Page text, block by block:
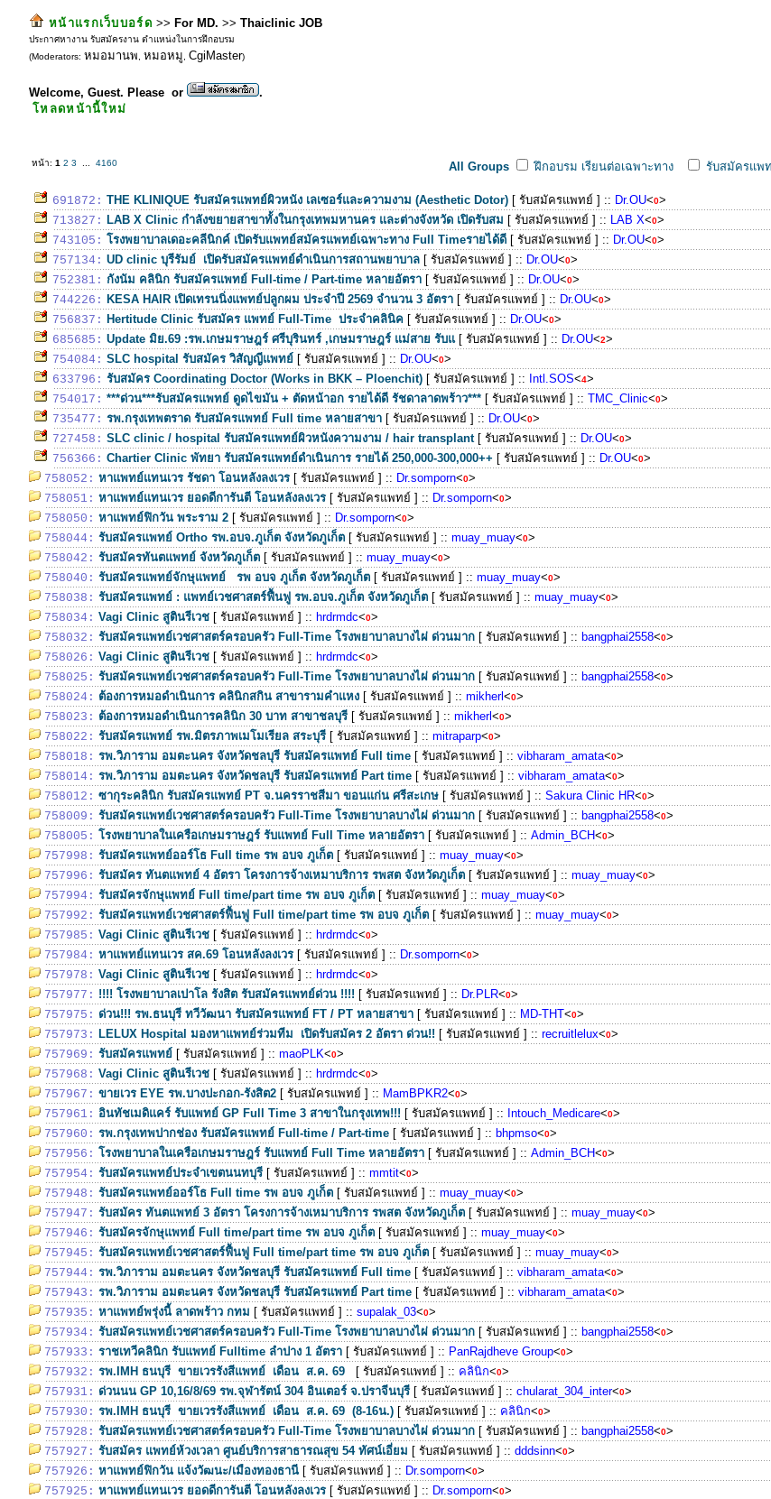
หน้าแรกเว็บบอร์ด >> For MD. >> Thaiclinic JOB
ประกาศหางาน รับสมัครงาน ตำแหน่งในการฝึกอบรม
(Moderators: หมอมานพ หมอหมู CgiMaster)
Welcome, Guest. Please or
.
โหลดหน้านี้ใหม่
หน้า: 1 2 3 4160 All Groups ฝึกอบรม เรียนต่อเฉพาะทาง รับสมัครแพ
691872: THE KLINIQUE รับสมัครแพทย์ผิวหนัง เลเซอร์และความงาม (Aesthetic Dotor) [ รับสมัครแพทย์ ] :: Dr.OU<0>
713827: LAB X Clinic กำลังขยายสาขาทั้งในกรุงเทพมหานคร และต่างจังหวัด เปิดรับสม [ รับสมัครแพทย์ ] :: LAB X<0>
743105: โรงพยาบาลเดอะคลีนิกค์ เปิดรับแพทย์สมัครแพทย์เฉพาะทาง Full Timeรายได้ดี [ รับสมัครแพทย์ ] :: Dr.OU<0>
757134: UD clinic บุรีรัมย์ เปิดรับสมัครแพทย์ดำเนินการสถานพยาบาล [ รับสมัครแพทย์ ] :: Dr.OU<0>
752381: กังนัม คลินิก รับสมัครแพทย์ Full-time / Part-time หลายอัตรา [ รับสมัครแพทย์ ] :: Dr.OU<0>
744226: KESA HAIR เปิดเทรนนิ่งแพทย์ปลูกผม ประจำปี 2569 จำนวน 3 อัตรา [ รับสมัครแพทย์ ] :: Dr.OU<0>
756837: Hertitude Clinic รับสมัคร แพทย์ Full-Time ประจำคลินิค [ รับสมัครแพทย์ ] :: Dr.OU<0>
685685: Update มิย.69 :รพ.เกษมราษฎร์ ศรีบุรินทร์ ,เกษมราษฎร์ แม่สาย รับแ [ รับสมัครแพทย์ ] :: Dr.OU<2>
754084: SLC hospital รับสมัคร วิสัญญีแพทย์ [ รับสมัครแพทย์ ] :: Dr.OU<0>
633796: รับสมัคร Coordinating Doctor (Works in BKK – Ploenchit) [ รับสมัครแพทย์ ] :: Intl.SOS<4>
754017: ***ด่วน***รับสมัครแพทย์ ดูดไขมัน + ตัดหน้าอก รายได้ดี รัชดาลาดพร้าว*** [ รับสมัครแพทย์ ] :: TMC_Clinic<0>
735477: รพ.กรุงเทพตราด รับสมัครแพทย์ Full time หลายสาขา [ รับสมัครแพทย์ ] :: Dr.OU<0>
727458: SLC clinic / hospital รับสมัครแพทย์ผิวหนังความงาม / hair transplant [ รับสมัครแพทย์ ] :: Dr.OU<0>
756366: Chartier Clinic พัทยา รับสมัครแพทย์ดำเนินการ รายได้ 250,000-300,000++ [ รับสมัครแพทย์ ] :: Dr.OU<0>
758052: หาแพทย์แทนเวร รัชดา โอนหลังลงเวร [ รับสมัครแพทย์ ] :: Dr.somporn<0>
758051: หาแพทย์แทนเวร ยอดดีการันตี โอนหลังลงเวร [ รับสมัครแพทย์ ] :: Dr.somporn<0>
758050: หาแพทย์ฟิกวัน พระราม 2 [ รับสมัครแพทย์ ] :: Dr.somporn<0>
758044: รับสมัครแพทย์ Ortho รพ.อบจ.ภูเก็ต จังหวัดภูเก็ต [ รับสมัครแพทย์ ] :: muay_muay<0>
758042: รับสมัครทันตแพทย์ จังหวัดภูเก็ต [ รับสมัครแพทย์ ] :: muay_muay<0>
758040: รับสมัครแพทย์จักษุแพทย์ รพ อบจ ภูเก็ต จังหวัดภูเก็ต [ รับสมัครแพทย์ ] :: muay_muay<0>
758038: รับสมัครแพทย์ : แพทย์เวชศาสตร์ฟื้นฟู รพ.อบจ.ภูเก็ต จังหวัดภูเก็ต [ รับสมัครแพทย์ ] :: muay_muay<0>
758034: Vagi Clinic สูตินรีเวช [ รับสมัครแพทย์ ] :: hrdrmdc<0>
758032: รับสมัครแพทย์เวชศาสตร์ครอบครัว Full-Time โรงพยาบาลบางไผ่ ด่วนมาก [ รับสมัครแพทย์ ] :: bangphai2558<0>
758026: Vagi Clinic สูตินรีเวช [ รับสมัครแพทย์ ] :: hrdrmdc<0>
758025: รับสมัครแพทย์เวชศาสตร์ครอบครัว Full-Time โรงพยาบาลบางไผ่ ด่วนมาก [ รับสมัครแพทย์ ] :: bangphai2558<0>
758024: ต้องการหมอดำเนินการ คลินิกสกิน สาขารามคำแหง [ รับสมัครแพทย์ ] :: mikherl <0>
758023: ต้องการหมอดำเนินการคลินิก 30 บาท สาขาชลบุรี [ รับสมัครแพทย์ ] :: mikherl <0>
758022: รับสมัครแพทย์ รพ.มิตรภาพเมโมเรียล สระบุรี [ รับสมัครแพทย์ ] :: mitraparp<0>
758018: รพ.วิภาราม อมตะนคร จังหวัดชลบุรี รับสมัครแพทย์ Full time [ รับสมัครแพทย์ ] :: vibharam_amata<0>
758014: รพ.วิภาราม อมตะนคร จังหวัดชลบุรี รับสมัครแพทย์ Part time [ รับสมัครแพทย์ ] :: vibharam_amata<0>
758012: ซากุระคลินิก รับสมัครแพทย์ PT จ.นครราชสีมา ขอนแก่น ศรีสะเกษ [ รับสมัครแพทย์ ] :: Sakura Clinic HR<0>
758009: รับสมัครแพทย์เวชศาสตร์ครอบครัว Full-Time โรงพยาบาลบางไผ่ ด่วนมาก [ รับสมัครแพทย์ ] :: bangphai2558<0>
758005: โรงพยาบาลในเครือเกษมราษฎร์ รับแพทย์ Full Time หลายอัตรา [ รับสมัครแพทย์ ] :: Admin_BCH<0>
757998: รับสมัครแพทย์ออร์โธ Full time รพ อบจ ภูเก็ต [ รับสมัครแพทย์ ] :: muay_muay<0>
757996: รับสมัคร ทันตแพทย์ 4 อัตรา โครงการจ้างเหมาบริการ รพสต จังหวัดภูเก็ต [ รับสมัครแพทย์ ] :: muay_muay<0>
757994: รับสมัครจักษุแพทย์ Full time/part time รพ อบจ ภูเก็ต [ รับสมัครแพทย์ ] :: muay_muay<0>
757992: รับสมัครแพทย์เวชศาสตร์ฟื้นฟู Full time/part time รพ อบจ ภูเก็ต [ รับสมัครแพทย์ ] :: muay_muay<0>
757985: Vagi Clinic สูตินรีเวช [ รับสมัครแพทย์ ] :: hrdrmdc<0>
757984: หาแพทย์แทนเวร สค.69 โอนหลังลงเวร [ รับสมัครแพทย์ ] :: Dr.somporn<0>
757978: Vagi Clinic สูตินรีเวช [ รับสมัครแพทย์ ] :: hrdrmdc<0>
757977: !!!! โรงพยาบาลเปาโล รังสิต รับสมัครแพทย์ด่วน !!!! [ รับสมัครแพทย์ ] :: Dr.PLR<0>
757975: ด่วน!!! รพ.ธนบุรี ทวีวัฒนา รับสมัครแพทย์ FT / PT หลายสาขา [ รับสมัครแพทย์ ] :: MD-THT<0>
757973: LELUX Hospital มองหาแพทย์ร่วมทีม เปิดรับสมัคร 2 อัตรา ด่วน!! [ รับสมัครแพทย์ ] :: recruitlelux<0>
757969: รับสมัครแพทย์ [ รับสมัครแพทย์ ] :: maoPLK<0>
757968: Vagi Clinic สูตินรีเวช [ รับสมัครแพทย์ ] :: hrdrmdc<0>
757967: ขายเวร EYE รพ.บางปะกอก-รังสิต2 [ รับสมัครแพทย์ ] :: MamBPKR2<0>
757961: อินทัชเมดิแคร์ รับแพทย์ GP Full Time 3 สาขาในกรุงเทพ!!! [ รับสมัครแพทย์ ] :: Intouch_Medicare<0>
757960: รพ.กรุงเทพปากช่อง รับสมัครแพทย์ Full-time / Part-time [ รับสมัครแพทย์ ] :: bhpmso<0>
757956: โรงพยาบาลในเครือเกษมราษฎร์ รับแพทย์ Full Time หลายอัตรา [ รับสมัครแพทย์ ] :: Admin_BCH<0>
757954: รับสมัครแพทย์ประจำเขตนนทบุรี [ รับสมัครแพทย์ ] :: mmtit<0>
757948: รับสมัครแพทย์ออร์โธ Full time รพ อบจ ภูเก็ต [ รับสมัครแพทย์ ] :: muay_muay<0>
757947: รับสมัคร ทันตแพทย์ 3 อัตรา โครงการจ้างเหมาบริการ รพสต จังหวัดภูเก็ต [ รับสมัครแพทย์ ] :: muay_muay<0>
757946: รับสมัครจักษุแพทย์ Full time/part time รพ อบจ ภูเก็ต [ รับสมัครแพทย์ ] :: muay_muay<0>
757945: รับสมัครแพทย์เวชศาสตร์ฟื้นฟู Full time/part time รพ อบจ ภูเก็ต [ รับสมัครแพทย์ ] :: muay_muay<0>
757944: รพ.วิภาราม อมตะนคร จังหวัดชลบุรี รับสมัครแพทย์ Full time [ รับสมัครแพทย์ ] :: vibharam_amata<0>
757943: รพ.วิภาราม อมตะนคร จังหวัดชลบุรี รับสมัครแพทย์ Part time [ รับสมัครแพทย์ ] :: vibharam_amata<0>
757935: หาแพทย์พรุ่งนี้ ลาดพร้าว กทม [ รับสมัครแพทย์ ] :: supalak_03<0>
757934: รับสมัครแพทย์เวชศาสตร์ครอบครัว Full-Time โรงพยาบาลบางไผ่ ด่วนมาก [ รับสมัครแพทย์ ] :: bangphai2558<0>
757933: ราชเทวีคลินิก รับแพทย์ Fulltime ลำปาง 1 อัตรา [ รับสมัครแพทย์ ] :: PanRajdheve Group<0>
757932: รพ.IMH ธนบุรี ขายเวรรังสีแพทย์ เดือน ส.ค. 69 [ รับสมัครแพทย์ ] :: คลินิก<0>
757931: ด่วนนน GP 10,16/8/69 รพ.จุฬารัตน์ 304 อินเตอร์ จ.ปราจีนบุรี [ รับสมัครแพทย์ ] :: chularat_304_inter<0>
757930: รพ.IMH ธนบุรี ขายเวรรังสีแพทย์ เดือน ส.ค. 69 (8-16น.) [ รับสมัครแพทย์ ] :: คลินิก<0>
757928: รับสมัครแพทย์เวชศาสตร์ครอบครัว Full-Time โรงพยาบาลบางไผ่ ด่วนมาก [ รับสมัครแพทย์ ] :: bangphai2558<0>
757927: รับสมัคร แพทย์ห้วงเวลา ศูนย์บริการสาธารณสุข 54 ทัศน์เอี่ยม [ รับสมัครแพทย์ ] :: dddsinn<0>
757926: หาแพทย์ฟิกวัน แจ้งวัฒนะ/เมืองทองธานี [ รับสมัครแพทย์ ] :: Dr.somporn<0>
757925: หาแพทย์แทนเวร ยอดดีการันตี โอนหลังลงเวร [ รับสมัครแพทย์ ] :: Dr.somporn<0>